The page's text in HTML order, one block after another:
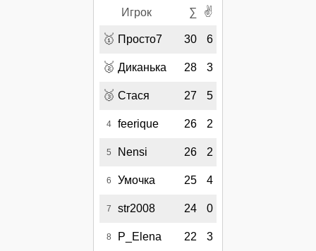
Игрок ∑ ✌
🥇 Просто7 30 6
🥈 Диканька 28 3
🥉 Стася 27 5
4 feerique 26 2
5 Nensi 26 2
6 Умочка 25 4
7 str2008 24 0
8 P_Elena 22 3